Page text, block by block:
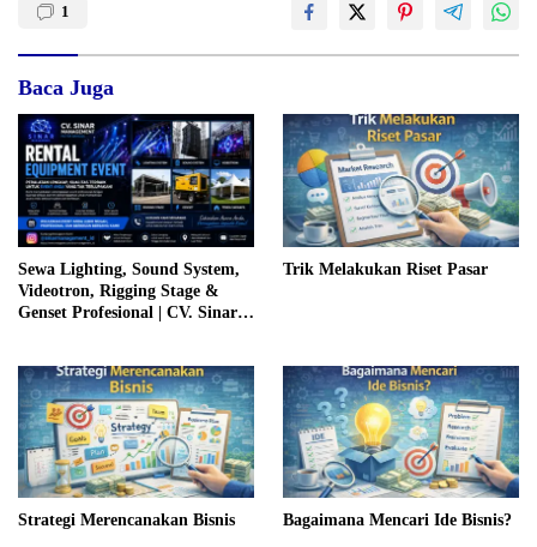
1
Baca Juga
Sewa Lighting, Sound System,
Videotron, Rigging Stage &
Genset Profesional | CV. Sinar
Trik Melakukan Riset Pasar
Strategi Merencanakan Bisnis Bagaimana Mencari Ide Bisnis?